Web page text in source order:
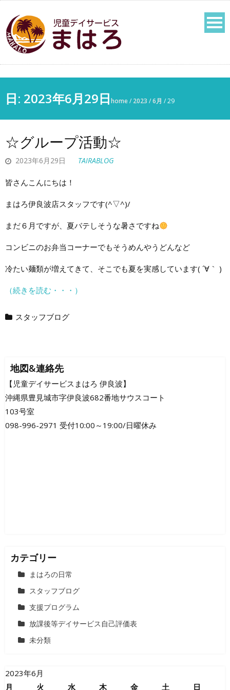
日: 2023年6月29日home/ 2023 /6月 /29
☆グループ活動☆
2023年6月29日 TAIRABLOG
皆さんこんにちは！
まはろ伊良波店スタッフです(^▽^)/
まだ６月ですが、夏バテしそうな暑さですね
コンビニのお弁当コーナーでもそうめんやうどんなど
冷たい麺類が増えてきて、そこでも夏を実感しています( ´∀｀ )
（続きを読む・・・）
スタッフブログ
地図&連絡先
【児童デイサービスまはろ 伊良波】
沖縄県豊見城市字伊良波682番地サウスコート
103号室
098-996-2971 受付10:00～19:00/日曜休み
カテゴリー
まはろの日常
スタッフブログ
支援プログラム
放課後等デイサービス自己評価表
未分類
2023年6月
月
火 水 木 金 土 日